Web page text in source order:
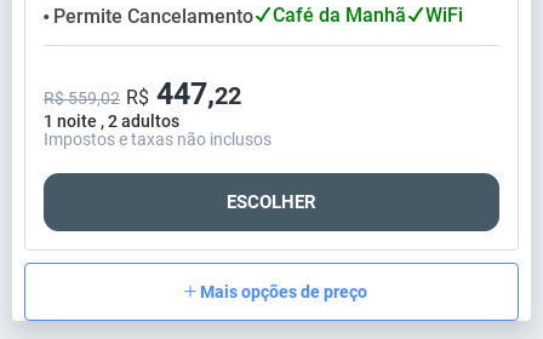
⬤ Permite Cancelamento Café da Manhã WiFi
1 noite , 2 adultos
R$ 559,02 R$ 447,22
Impostos e taxas não inclusos
ESCOLHER
Mais opções de preço